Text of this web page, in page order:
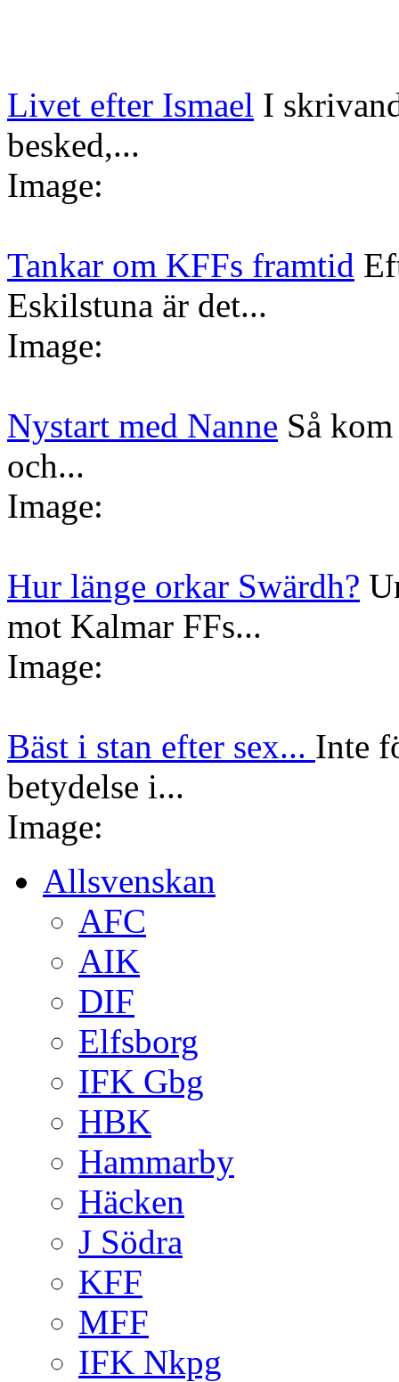
Livet efter Ismael I
besked,...
Image:
Tankar om KFFs framtid
Eskilstuna är det...
Image:
Nystart med Nanne Så
och...
Image:
Hur länge orkar Swärdh?
mot Kalmar FFs...
Image:
Bäst i stan efter sex... Inte
betydelse i...
Image:
Allsvenskan
AFC
AIK
DIF
Elfsborg
IFK Gbg
HBK
Hammarby
Häcken
J Södra
KFF
MFF
IFK Nkpg